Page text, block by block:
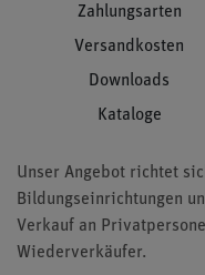
Zahlungsarten
Versandkosten
Downloads
Kataloge
Unser Angebot richtet
Bildungseinrichtungen
Verkauf an
Wiederverkäufer.